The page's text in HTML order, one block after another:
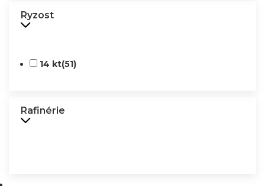
Ryzost
14 kt(51)
Rafinérie